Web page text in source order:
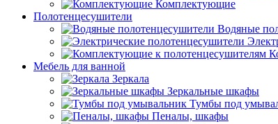
Комплектующие
Полотенцесушители
Водяные
Мебель для ванной
Зеркала
Зеркальные шкафы
Тумбы под
Пеналы, шкафы